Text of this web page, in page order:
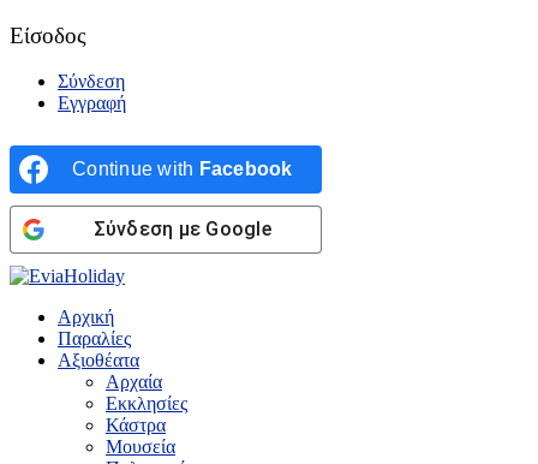
Είσοδος
Σύνδεση
Εγγραφή
Continue with Facebook
Σύνδεση με Google
Αρχική
Παραλίες
Αξιοθέατα
Αρχαία
Εκκλησίες
Κάστρα
Μουσεία